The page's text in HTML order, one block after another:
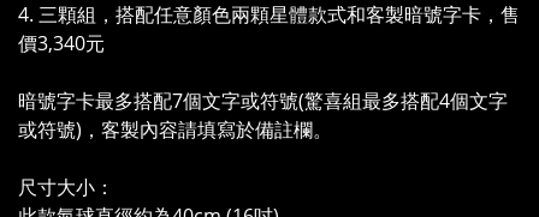
4. 三顆組，搭配任意顏色兩顆星體款式和客製暗號字卡，售
價3,340元
暗號字卡最多搭配7個文字或符號(驚喜組最多搭配4個文字
或符號)，客製內容請填寫於備註欄。
尺寸大小：